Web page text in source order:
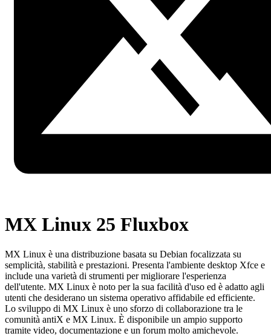
MX Linux 25 Fluxbox
MX Linux è una distribuzione basata su Debian focalizzata su
semplicità, stabilità e prestazioni. Presenta l'ambiente desktop Xfce e
include una varietà di strumenti per migliorare l'esperienza
dell'utente. MX Linux è noto per la sua facilità d'uso ed è adatto agli
utenti che desiderano un sistema operativo affidabile ed efficiente.
Lo sviluppo di MX Linux è uno sforzo di collaborazione tra le
comunità antiX e MX Linux. È disponibile un ampio supporto
tramite video, documentazione e un forum molto amichevole.